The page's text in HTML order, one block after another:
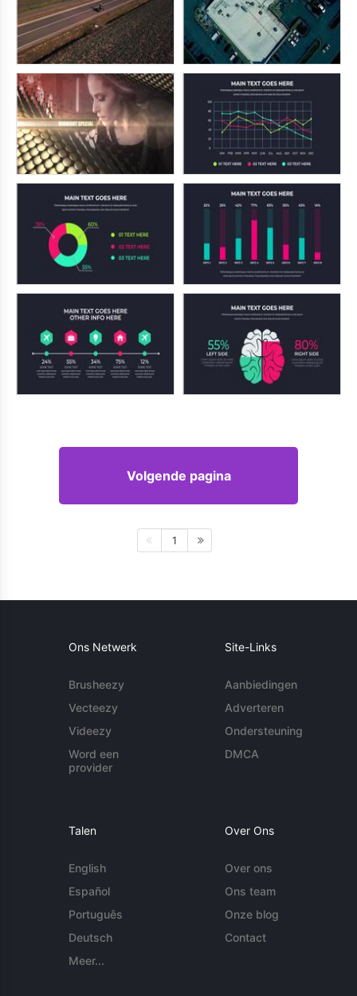
Volgende pagina
1
Ons Netwerk
Brusheezy
Vecteezy
Videezy
Word een
provider
Site-Links
Aanbiedingen
Adverteren
Ondersteuning
DMCA
Talen
English
Español
Português
Deutsch
Meer...
Over Ons
Over ons
Ons team
Onze blog
Contact